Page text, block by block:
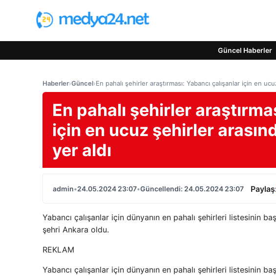
Güncel Haberler
Haberler›Güncel›En pahalı şehirler araştırması: Yabancı çalışanlar için en
En pahalı şehirler
için en ucuz şehirler
yer aldı
admin•24.05.2024 23:07•Güncellendi: 24.05.2024 23:07
Yabancı çalışanlar için dünyanın en pahalı şehirleri listesinin
şehri Ankara oldu.
REKLAM
Yabancı çalışanlar için dünyanın en pahalı şehirleri listesinin